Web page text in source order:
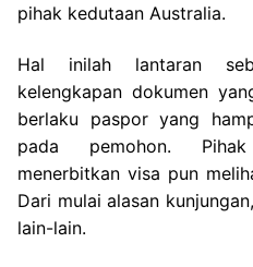
pihak kedutaan Australia.
Hal inilah lantaran
kelengkapan dokumen
berlaku paspor yang
pada pemohon.
menerbitkan visa pun
Dari mulai alasan
lain-lain.